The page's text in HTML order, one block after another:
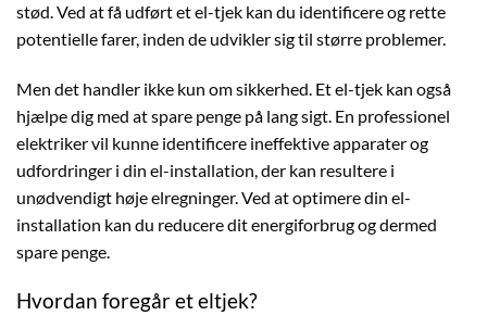
stød. Ved at få udført et el-tjek kan du identificere og rette
potentielle farer, inden de udvikler sig til større problemer.
Men det handler ikke kun om sikkerhed. Et el-tjek kan også
hjælpe dig med at spare penge på lang sigt. En professionel
elektriker vil kunne identificere ineffektive apparater og
udfordringer i din el-installation, der kan resultere i
unødvendigt høje elregninger. Ved at optimere din el-
installation kan du reducere dit energiforbrug og dermed
spare penge.
Hvordan foregår et eltjek?